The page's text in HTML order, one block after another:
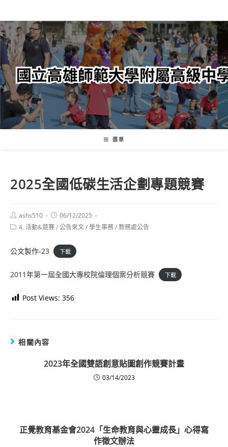
轉
至
主
內
容
選單
2025全國低碳生活企劃專題競賽
Post
author:
ashs510
Post
published:
06/12/2025
Post4. 活動&競賽/公告來文/學生事務/教務處公告
公文製作-23 下載
2011年第一屆全國大專校院倫理個案分析競賽 下載
Post Views: 356
相關內容
2023年全國雙語創意貼圖創作競賽計畫
03/14/2023
正覺教育基金會2024「生命教育與心靈成長」心得寫
作徵文辦法